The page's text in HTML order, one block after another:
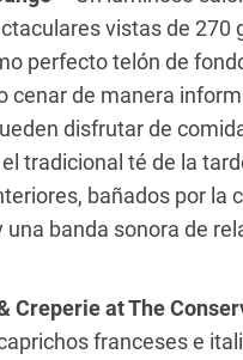
vistas de 270
perfecto telón de
cenar de manera
disfrutar de
tradicional té de la
bañados por la
una banda sonora de
Creperie at The
franceses e